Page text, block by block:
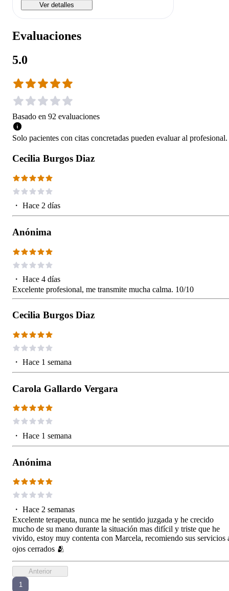
Ver detalles
Evaluaciones
5.0
Basado en 92 evaluaciones
Solo pacientes con citas concretadas pueden evaluar al profesional.
Cecilia Burgos Diaz
・ Hace 2 días
Anónima
・ Hace 4 días
Excelente profesional, me transmite mucha calma. 10/10
Cecilia Burgos Diaz
・ Hace 1 semana
Carola Gallardo Vergara
・ Hace 1 semana
Anónima
・ Hace 2 semanas
Excelente terapeuta, nunca me he sentido juzgada y he crecido
mucho de su mano durante la situación mas difícil y triste que he
vivido, estoy muy contenta con Marcela, recomiendo sus servicios
ojos cerrados 🫂
Anterior
1